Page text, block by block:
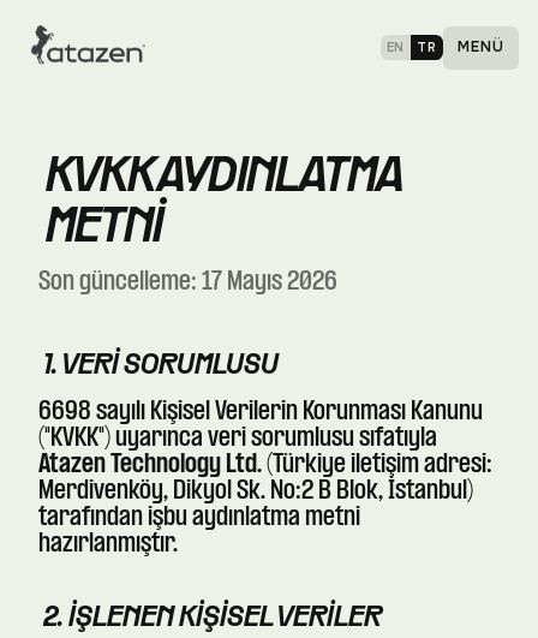
EN TR
MENÜ
KVKK AYDINLATMA
METNI
Son güncelleme: 17 Mayıs 2026
1. VERI SORUMLUSU
6698 sayılı Kişisel Verilerin Korunması Kanunu
("KVKK") uyarınca veri sorumlusu sıfatıyla
Atazen Technology Ltd.(Türkiye iletişim adresi:
Merdivenköy, Dikyol Sk. No:2 B Blok, İstanbul)
tarafından işbu aydınlatma metni
hazırlanmıştır.
2. İŞLENEN KIŞISEL VERILER